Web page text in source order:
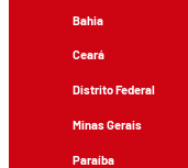
Bahia
Ceará
Distrito Federal
Minas Gerais
Paraíba